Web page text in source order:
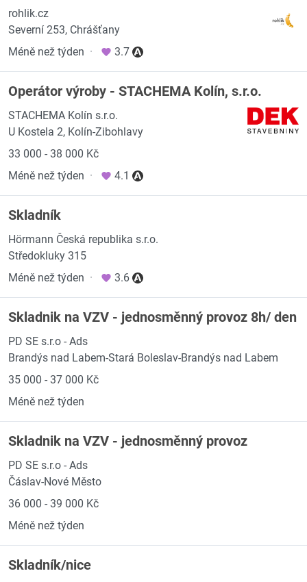
rohlik.cz
Severní 253, Chrášťany
Méně než týden · 3.7
Operátor výroby - STACHEMA Kolín, s.r.o.
STACHEMA Kolín s.r.o.
U Kostela 2, Kolín-Zibohlavy
33 000 - 38 000 Kč
Méně než týden · 4.1
Skladník
Hörmann Česká republika s.r.o.
Středokluky 315
Méně než týden · 3.6
Skladnik na VZV - jednosměnný provoz 8h/ den
PD SE s.r.o - Ads
Brandýs nad Labem-Stará Boleslav-Brandýs nad Labem
35 000 - 37 000 Kč
Méně než týden
Skladnik na VZV - jednosměnný provoz
PD SE s.r.o - Ads
Čáslav-Nové Město
36 000 - 39 000 Kč
Méně než týden
Skladník/nice